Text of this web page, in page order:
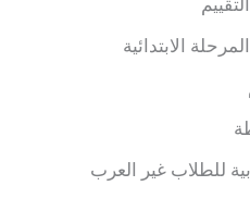
الابتدائية
للطلاب غير العرب